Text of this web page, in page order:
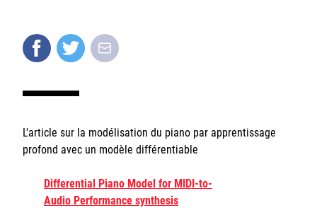
Ircam
CNRS
Sorbonne Université
Ministère de la Culture
L'article sur la modélisation du piano par apprentissage
profond avec un modèle différentiable
Differential Piano Model for MIDI-to-
Audio Performance synthesis